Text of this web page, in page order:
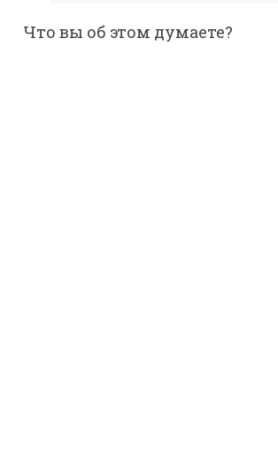
Что вы об этом думаете?